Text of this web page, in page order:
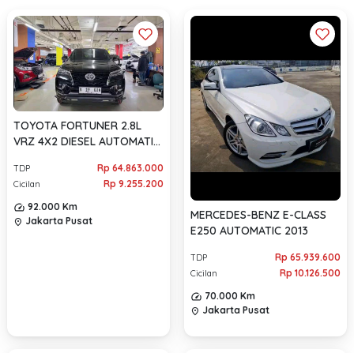
TOYOTA FORTUNER 2.8L
VRZ 4X2 DIESEL AUTOMATIC
TDP Rp 64.863.000
Cicilan
Rp 9.255.200
92.000 Km
location_on Jakarta Pusat
MERCEDES-BENZ E-CLASS
E250 AUTOMATIC 2013
TDP Rp 65.939.600
Cicilan
Rp 10.126.500
70.000 Km
location_on Jakarta Pusat